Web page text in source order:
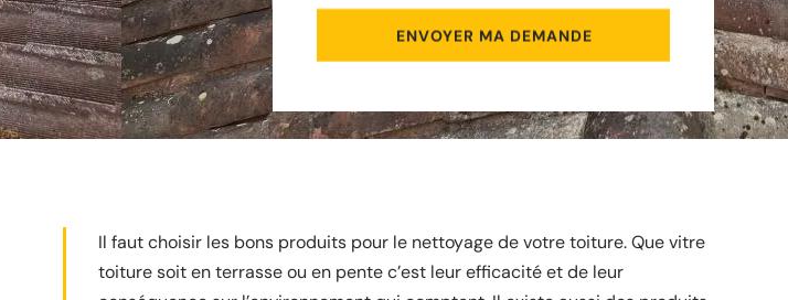
Il faut choisir les bons produits pour le nettoyage de votre toiture. Que vitre
toiture soit en terrasse ou en pente c’est leur efficacité et de leur